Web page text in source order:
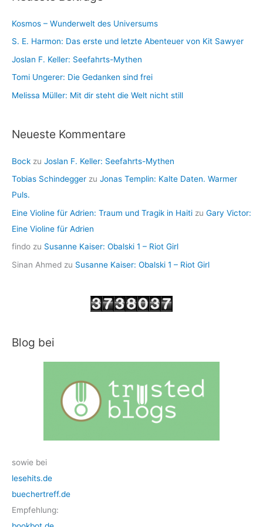
v
Kosmos – Wunderwelt des Universums
S. E. Harmon: Das erste und letzte Abenteuer von Kit Sawyer
Joslan F. Keller: Seefahrts-Mythen
Tomi Ungerer: Die Gedanken sind frei
Melissa Müller: Mit dir steht die Welt nicht still
Neueste Kommentare
Bock zu Joslan F. Keller: Seefahrts-Mythen
Tobias Schindegger zu Jonas Templin: Kalte Daten. Warmer
Puls.
Eine Violine für Adrien: Traum und Tragik in Haiti zu Gary Victor:
Eine Violine für Adrien
findo zu Susanne Kaiser: Obalski 1 – Riot Girl
Sinan Ahmed zu Susanne Kaiser: Obalski 1 – Riot Girl
Blog bei
sowie bei
lesehits.de
buechertreff.de
Empfehlung: